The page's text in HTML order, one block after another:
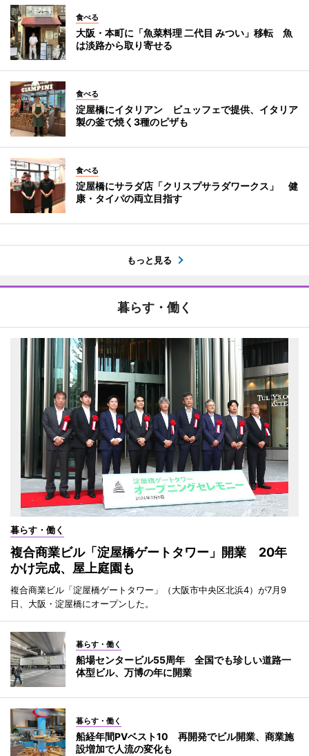
食べる
大阪・本町に「魚菜料理 二代目 みつい」移転 魚
は淡路から取り寄せる
食べる
淀屋橋にイタリアン ビュッフェで提供、イタリア
製の釜で焼く3種のピザも
食べる
淀屋橋にサラダ店「クリスプサラダワークス」 健
康・タイパの両立目指す
もっと見る
暮らす・働く
暮らす・働く
複合商業ビル「淀屋橋ゲートタワー」開業 20年
かけ完成、屋上庭園も
複合商業ビル「淀屋橋ゲートタワー」（大阪市中央区北浜4）が7月9
日、大阪・淀屋橋にオープンした。
暮らす・働く
船場センタービル55周年 全国でも珍しい道路一
体型ビル、万博の年に開業
暮らす・働く
船経年間PVベスト10 再開発でビル開業、商業施
設増加で人流の変化も